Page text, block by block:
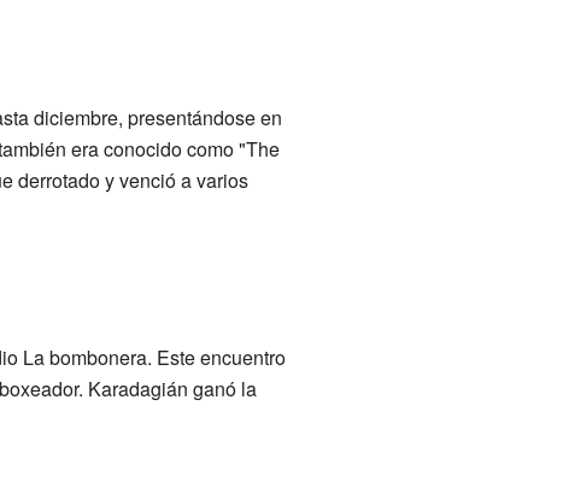
diciembre, presentándose en
era conocido como "The
derrotado y venció a varios
La bombonera. Este encuentro
Karadagián ganó la